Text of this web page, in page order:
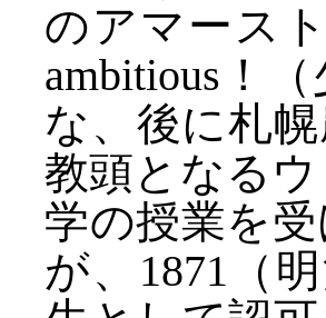
のアマース
ambitious！
な、後に札
教頭となる
学の授業を
が、1871（